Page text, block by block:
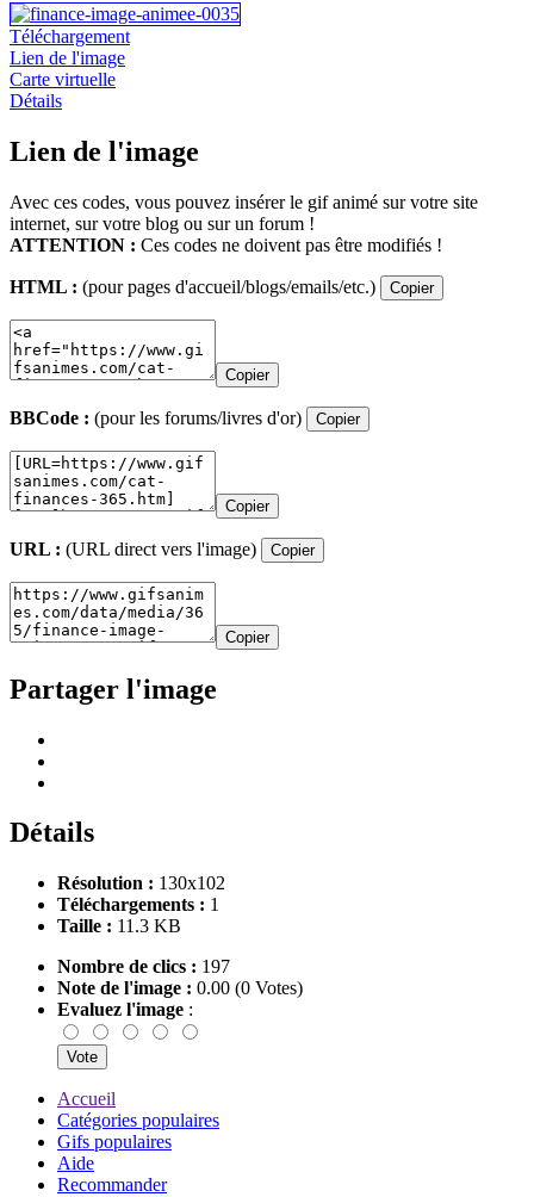
Téléchargement
Lien de l'image
Carte virtuelle
Détails
Lien de l'image
Avec ces codes, vous pouvez insérer le gif animé sur votre site
internet, sur votre blog ou sur un forum !
ATTENTION : Ces codes ne doivent pas être modifiés !
HTML : (pour pages d'accueil/blogs/emails/etc.) Copier
Copier
BBCode : (pour les forums/livres d'or) Copier
Copier
URL : (URL direct vers l'image) Copier
Copier
Partager l'image
Détails
Résolution : 130x102
Téléchargements : 1
Taille : 11.3 KB
Nombre de clics : 197
Note de l'image : 0.00 (0 Votes)
Evaluez l'image :
Accueil
Catégories populaires
Gifs populaires
Aide
Recommander